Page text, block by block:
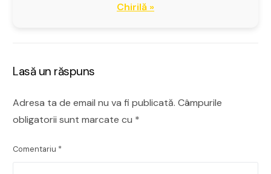
Chirilă »
Lasă un răspuns
Adresa ta de email nu va fi publicată. Câmpurile
obligatorii sunt marcate cu *
Comentariu *